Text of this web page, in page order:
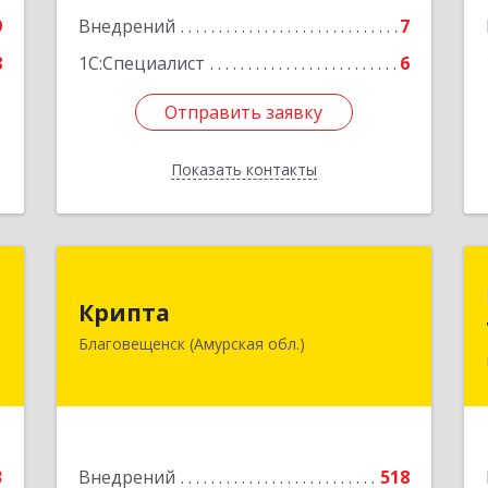
Внедрений
7
1С:Специалист
6
Отправить заявку
Показать контакты
Отправить заявку
Назад
Крипта
Благовещенск (Амурская обл.)
Внедрений
518
675000, Амурская обл, Благовещенск
г, Амурская ул, дом № 236, оф.7-8
Подробнее